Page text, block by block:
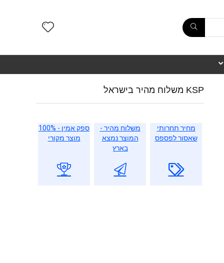
KSP משלוח מהיר בישראל
מחיר תחרותי
שאסור לפספס
משלוח מהיר -
המוצר נמצא
בארץ
ספק אמין - 100%
מוצר מקורי